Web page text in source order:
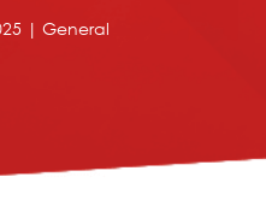
| General